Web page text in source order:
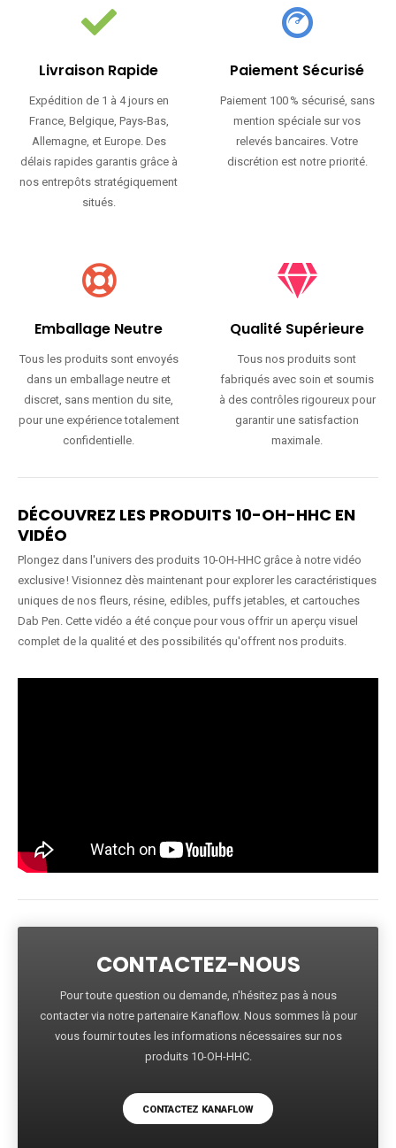
Livraison Rapide
Expédition de 1 à 4 jours en
France, Belgique, Pays-Bas,
Allemagne, et Europe. Des
délais rapides garantis grâce à
nos entrepôts stratégiquement
situés.
Paiement Sécurisé
Paiement 100 % sécurisé, sans
mention spéciale sur vos
relevés bancaires. Votre
discrétion est notre priorité.
Emballage Neutre
Tous les produits sont envoyés
dans un emballage neutre et
discret, sans mention du site,
pour une expérience totalement
confidentielle.
Qualité Supérieure
Tous nos produits sont
fabriqués avec soin et soumis
à des contrôles rigoureux pour
garantir une satisfaction
maximale.
DÉCOUVREZ LES PRODUITS 10-OH-HHC EN
VIDÉO
Plongez dans l'univers des produits 10-OH-HHC grâce à notre vidéo
exclusive ! Visionnez dès maintenant pour explorer les caractéristiques
uniques de nos fleurs, résine, edibles, puffs jetables, et cartouches
Dab Pen. Cette vidéo a été conçue pour vous offrir un aperçu visuel
complet de la qualité et des possibilités qu'offrent nos produits.
CONTACTEZ-NOUS
Pour toute question ou demande, n'hésitez pas à nous
contacter via notre partenaire Kanaflow. Nous sommes là pour
vous fournir toutes les informations nécessaires sur nos
produits 10-OH-HHC.
CONTACTEZ KANAFLOW